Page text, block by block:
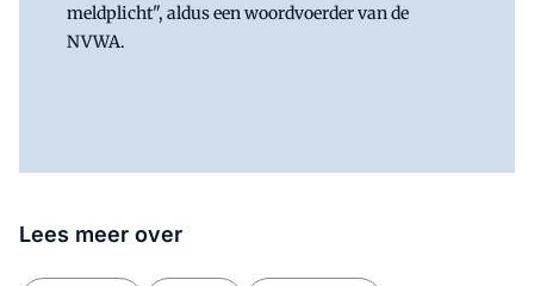
meldplicht", aldus een woordvoerder van de
NVWA.
Lees meer over